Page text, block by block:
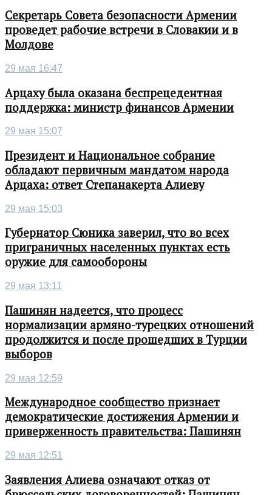
Секретарь Совета безопасности Армении
проведет рабочие встречи в Словакии и в
Молдове
29 мая 16:47
Арцаху была оказана беспрецедентная
поддержка: министр финансов Армении
29 мая 15:07
Президент и Национальное собрание
обладают первичным мандатом народа
Арцаха: ответ Степанакерта Алиеву
29 мая 15:03
Губернатор Сюника заверил, что во всех
приграничных населенных пунктах есть
оружие для самообороны
29 мая 13:11
Пашинян надеется, что процесс
нормализации армяно-турецких отношений
продолжится и после прошедших в Турции
выборов
29 мая 12:59
Международное сообщество признает
демократические достижения Армении и
приверженность правительства: Пашинян
29 мая 12:51
Заявления Алиева означают отказ от